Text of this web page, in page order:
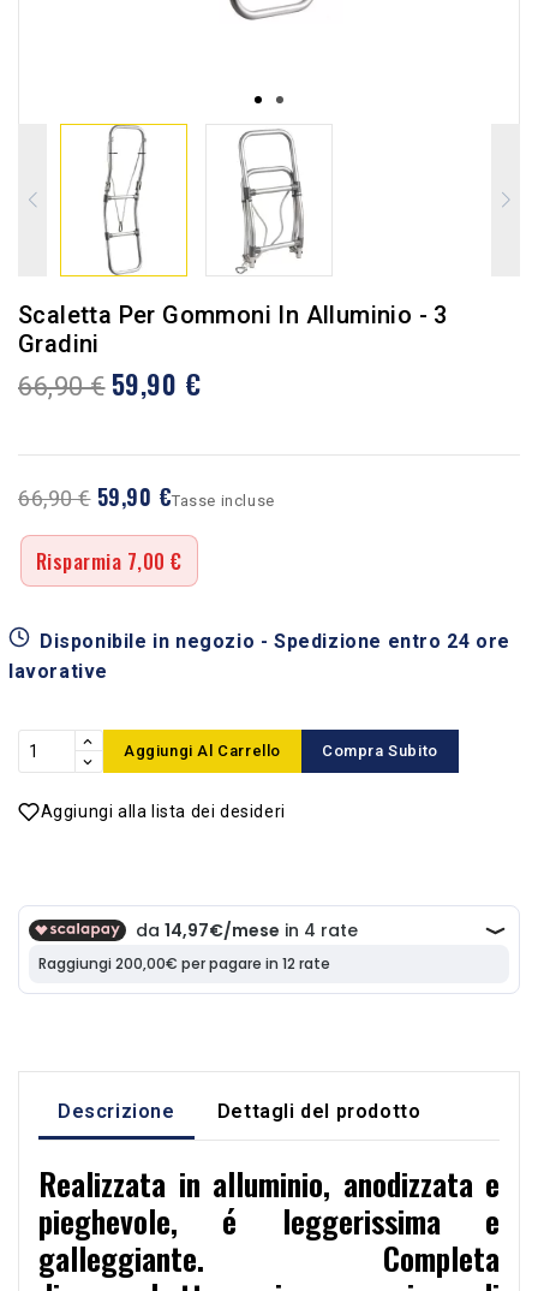
Scaletta Per Gommoni In Alluminio - 3
Gradini
66,90 € 59,90 €
66,90 € 59,90 €
Risparmia 7,00 €
Tasse incluse
Disponibile in negozio - Spedizione entro 24 ore
lavorative
Aggiungi Al Carrello Compra Subito
Aggiungi alla lista dei desideri
Descrizione Dettagli del prodotto
Realizzata in alluminio, anodizzata e
pieghevole, é leggerissima e
galleggiante. Completa